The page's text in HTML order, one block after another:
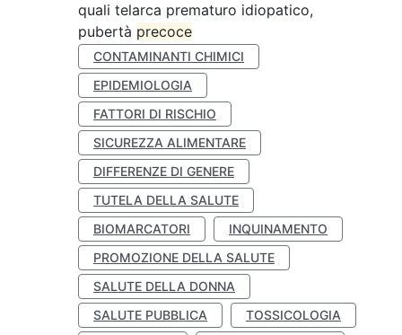
quali telarca prematuro idiopatico,
pubertà precoce
CONTAMINANTI CHIMICI
EPIDEMIOLOGIA
FATTORI DI RISCHIO
SICUREZZA ALIMENTARE
DIFFERENZE DI GENERE
TUTELA DELLA SALUTE
BIOMARCATORI
INQUINAMENTO
PROMOZIONE DELLA SALUTE
SALUTE DELLA DONNA
SALUTE PUBBLICA
TOSSICOLOGIA